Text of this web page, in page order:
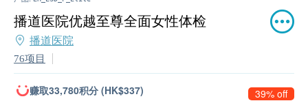
播道医院优越至尊全面女性体检
播道医院
76项目
赚取33,780积分 (HK$337) 39% off